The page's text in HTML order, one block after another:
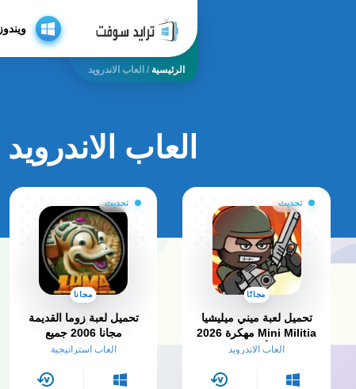
ويندوز
الرئيسية / العاب الاندرويد
العاب الاندرويد
تحديث
مجانًا
تحميل لعبة ميني ميليشيا
Mini Militia مهكرة 2026
لـ أندرويد
العاب الاندرويد
تحديث
مجانا
تحميل لعبة زوما القديمة
مجانا 2006 جميع
الاصدارات للكمبيوتر
العاب استراتيجية